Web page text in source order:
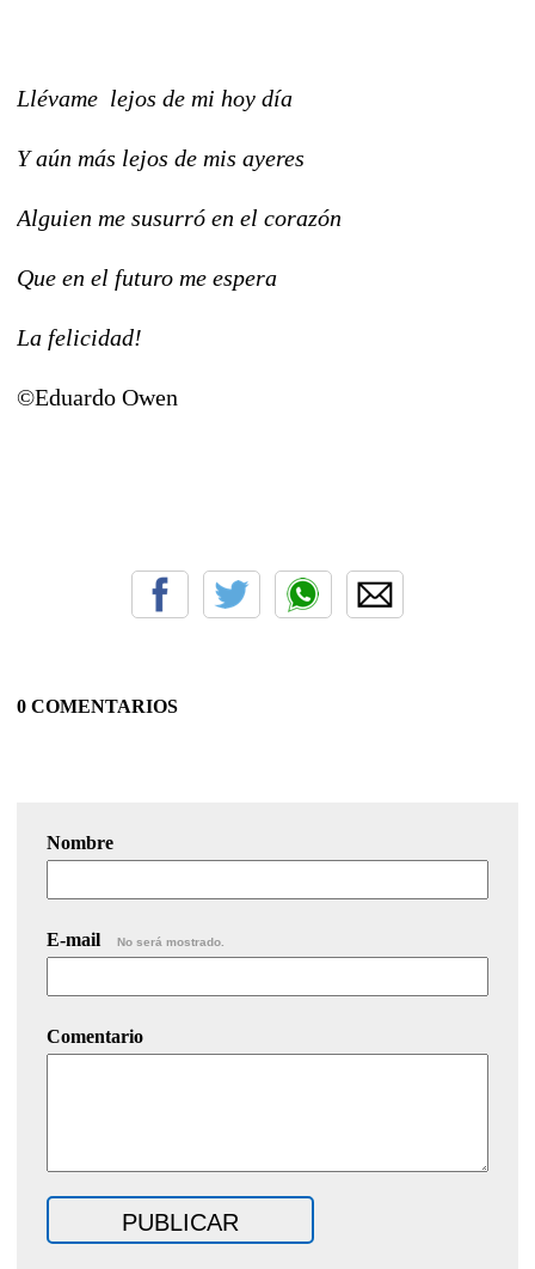
Llévame lejos de mi hoy día
Y aún más lejos de mis ayeres
Alguien me susurró en el corazón
Que en el futuro me espera
La felicidad!
©Eduardo Owen
0 COMENTARIOS
Nombre
E-mail No será mostrado.
Comentario